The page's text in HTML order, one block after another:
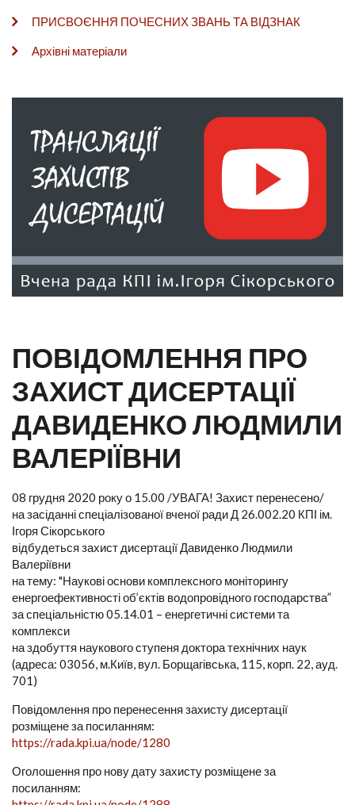
ПРИСВОЄННЯ ПОЧЕСНИХ ЗВАНЬ ТА ВІДЗНАК
Архівні матеріали
ПОВІДОМЛЕННЯ ПРО
ЗАХИСТ ДИСЕРТАЦІЇ
ДАВИДЕНКО ЛЮДМИЛИ
ВАЛЕРІЇВНИ
08 грудня 2020 року о 15.00 /УВАГА! Захист перенесено/
на засіданні спеціалізованої вченої ради Д 26.002.20 КПІ ім.
Ігоря Сікорського
відбудеться захист дисертації Давиденко Людмили
Валеріївни
на тему: "Наукові основи комплексного моніторингу
енергоефективності об’єктів водопровідного господарства”
за спеціальністю 05.14.01 – енергетичні системи та
комплекси
на здобуття наукового ступеня доктора технічних наук
(адреса: 03056, м.Київ, вул. Борщагівська, 115, корп. 22, ауд.
701)
Повідомлення про перенесення захисту дисертації
розміщене за посиланням:
https://rada.kpi.ua/node/1280
Оголошення про нову дату захисту розміщене за
посиланням: